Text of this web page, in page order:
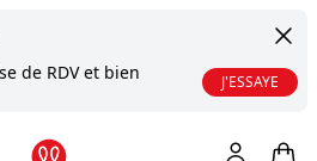
de RDV et bien
J'ESSAYE